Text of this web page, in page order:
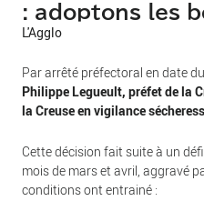
: adoptons les
L'Agglo
Par arrêté préfectoral en date
Philippe Legueult, préfet de la
la Creuse en vigilance
Cette décision fait suite à un
mois de mars et avril, aggravé
conditions ont entrainé :